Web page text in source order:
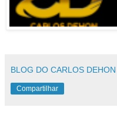
BLOG DO CARLOS DEHON
Compartilhar